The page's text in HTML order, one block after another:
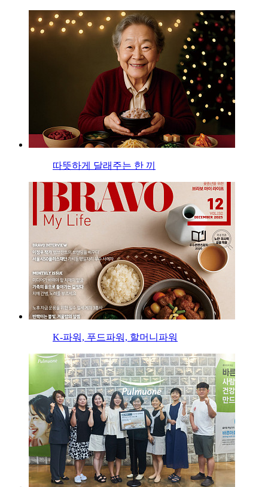
따뜻하게 달래주는 한 끼
K-파워, 푸드파워, 할머니파워